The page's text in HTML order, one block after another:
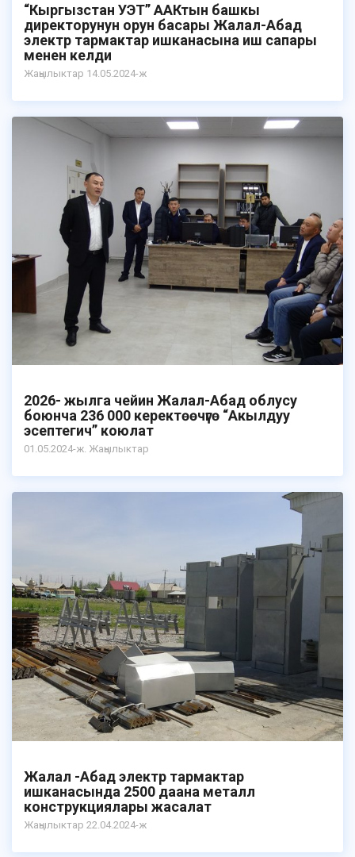
“Кыргызстан УЭТ” ААКтын башкы
директорунун орун басары Жалал-Абад
электр тармактар ишканасына иш сапары
менен келди
Жаңылыктар 14.05.2024-ж
2026- жылга чейин Жалал-Абад облусу
боюнча 236 000 керектөөчүгө “Акылдуу
эсептегич” коюлат
01.05.2024-ж. Жаңылыктар
Жалал -Абад электр тармактар
ишканасында 2500 даана металл
конструкциялары жасалат
Жаңылыктар 22.04.2024-ж